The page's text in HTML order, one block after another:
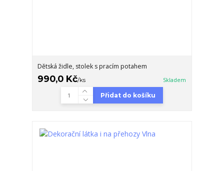
Dětská židle, stolek s pracím potahem
990,0 Kč/ks Skladem
Přidat do košíku